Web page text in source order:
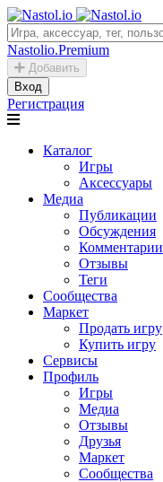
Nastolio.Premium
Добавить
Вход
Регистрация
Каталог
Игры
Аксессуары
Медиа
Публикации
Обсуждения
Комментарии
Отзывы
Теги
Сообщества
Маркет
Продать игру
Купить игру
Сервисы
Профиль
Игры
Медиа
Отзывы
Друзья
Маркет
Сообщества